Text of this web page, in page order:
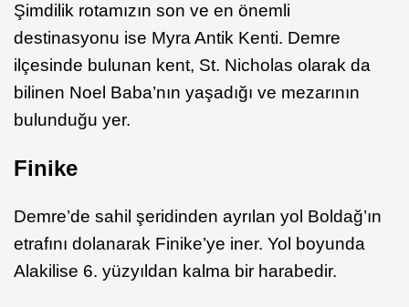
Şimdilik rotamızın son ve en önemli
destinasyonu ise Myra Antik Kenti. Demre
ilçesinde bulunan kent, St. Nicholas olarak da
bilinen Noel Baba’nın yaşadığı ve mezarının
bulunduğu yer.
Finike
Demre’de sahil şeridinden ayrılan yol Boldağ’ın
etrafını dolanarak Finike’ye iner. Yol boyunda
Alakilise 6. yüzyıldan kalma bir harabedir.